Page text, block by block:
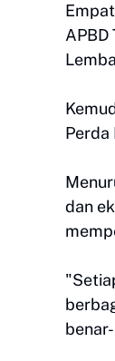
Perda
dan